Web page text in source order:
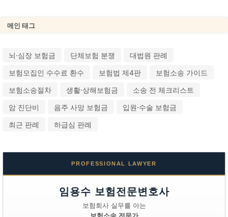
메인 태그
뇌·심장 보험금 단체보험 분쟁
대법원 판례
보험모집인 수수료 환수
보험법 제4판
보험소송 가이드
보험소송절차
생활·상해보험금
소송 전 체크리스트
암 진단비
음주 사망 보험금
입원·수술 보험금
최근 판례
하급심 판례
PROFESSIONAL LAWYER
임용수 보험전문변호사
보험회사 실무를 아는